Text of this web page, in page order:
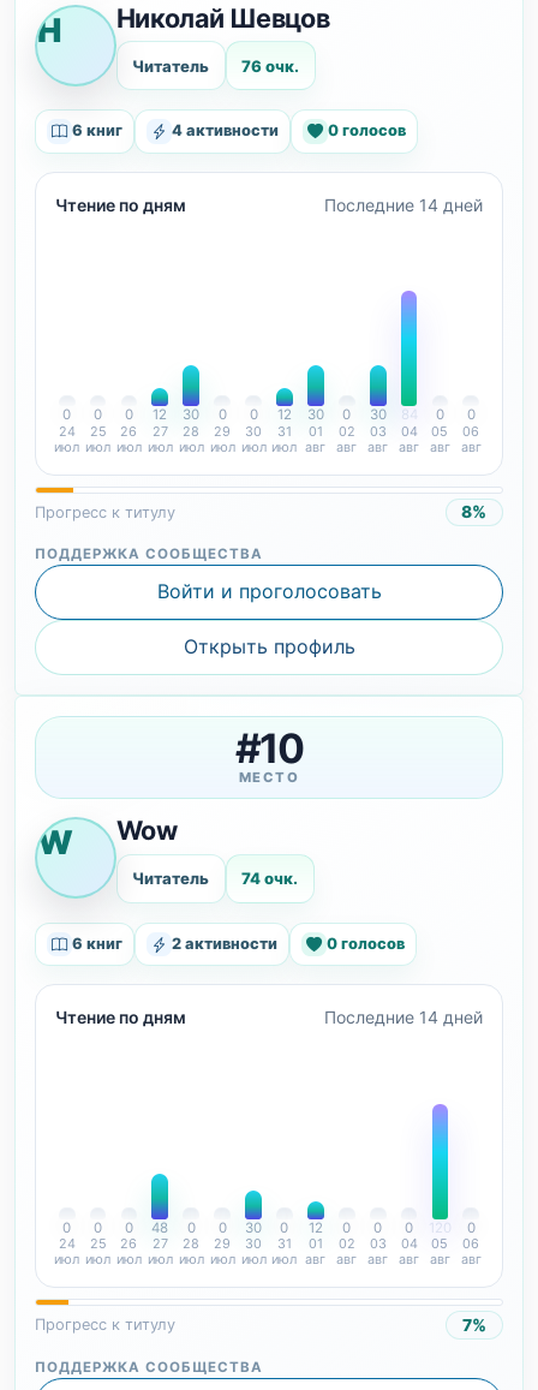
Н Николай Шевцов
Читатель 76 очк.
6 книг 4 активности 0 голосов
Чтение по дням Последние 14 дней
0
24
июл
0
25
июл
0
26
июл
12
27
июл
30
28
июл
0
29
июл
0
30
июл
12
31
июл
30
01
авг
0
02
авг
30
03
авг
84
04
авг
0
05
авг
0
06
авг
Прогресс к титулу 8%
ПОДДЕРЖКА СООБЩЕСТВА
Войти и проголосовать
Открыть профиль
#10
МЕСТО
W Wow
Читатель 74 очк.
6 книг 2 активности 0 голосов
Чтение по дням Последние 14 дней
0
24
июл
0
25
июл
0
26
июл
48
27
июл
0
28
июл
0
29
июл
30
30
июл
0
31
июл
12
01
авг
0
02
авг
0
03
авг
0
04
авг
120
05
авг
0
06
авг
Прогресс к титулу 7%
ПОДДЕРЖКА СООБЩЕСТВА